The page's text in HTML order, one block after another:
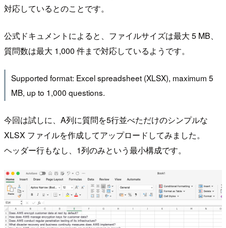
対応しているとのことです。
公式ドキュメントによると、ファイルサイズは最大 5 MB、
質問数は最大 1,000 件まで対応しているようです。
Supported format: Excel spreadsheet (XLSX), maximum 5
MB, up to 1,000 questions.
今回は試しに、A列に質問を5行並べただけのシンプルな
XLSX ファイルを作成してアップロードしてみました。
ヘッダー行もなし、1列のみという最小構成です。